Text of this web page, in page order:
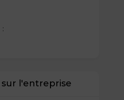
l'entreprise